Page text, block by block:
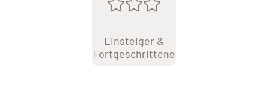
Einsteiger &
Fortgeschrittene